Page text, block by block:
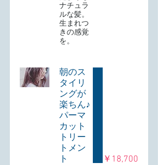
ナチュラ
ルな髪。
生まれつ
きの感覚
を。
朝のス
タイリ
ングが
楽ちん♪
パーマ
カット
トリー
トメン
ト
￥18,700